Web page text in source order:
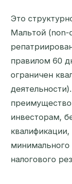
Это
Мальтой (non-
правилом 60
ограничен
инвесторам,
квалификации,
минимального
налогового